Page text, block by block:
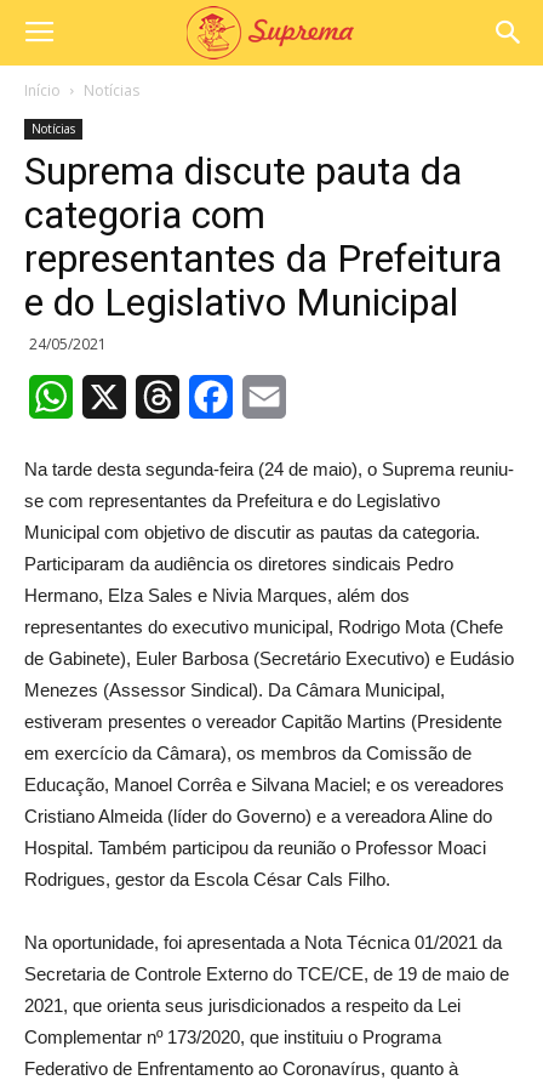
Início Notícias
Notícias
Suprema discute pauta da
categoria com
representantes da Prefeitura
e do Legislativo Municipal
24/05/2021
WhatsApp ThreadsFacebook
Na tarde desta segunda-feira (24 de maio), o Suprema reuniu-
se com representantes da Prefeitura e do Legislativo
Municipal com objetivo de discutir as pautas da categoria.
Participaram da audiência os diretores sindicais Pedro
Hermano, Elza Sales e Nivia Marques, além dos
representantes do executivo municipal, Rodrigo Mota (Chefe
de Gabinete), Euler Barbosa (Secretário Executivo) e Eudásio
Menezes (Assessor Sindical). Da Câmara Municipal,
estiveram presentes o vereador Capitão Martins (Presidente
em exercício da Câmara), os membros da Comissão de
Educação, Manoel Corrêa e Silvana Maciel; e os vereadores
Cristiano Almeida (líder do Governo) e a vereadora Aline do
Hospital. Também participou da reunião o Professor Moaci
Rodrigues, gestor da Escola César Cals Filho.
Na oportunidade, foi apresentada a Nota Técnica 01/2021 da
Secretaria de Controle Externo do TCE/CE, de 19 de maio de
2021, que orienta seus jurisdicionados a respeito da Lei
Complementar nº 173/2020, que instituiu o Programa
Federativo de Enfrentamento ao Coronavírus, quanto à